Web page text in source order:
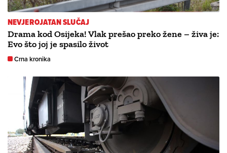
NEVJEROJATAN SLUČAJ
Drama kod Osijeka! Vlak prešao preko žene – živa je:
Evo što joj je spasilo život
Crna kronika